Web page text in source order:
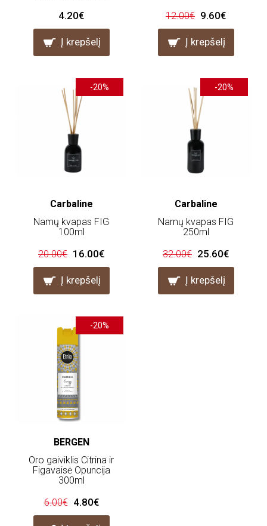
4.20€
Į krepšelį
12.00€ 9.60€
Į krepšelį
-20%
Carbaline
Namų kvapas FIG
100ml
20.00€ 16.00€
Į krepšelį
-20%
Carbaline
Namų kvapas FIG
250ml
32.00€ 25.60€
Į krepšelį
-20%
BERGEN
Oro gaiviklis Citrina ir
Figavaisė Opuncija
300ml
6.00€ 4.80€